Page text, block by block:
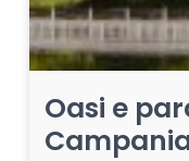
Oasi e